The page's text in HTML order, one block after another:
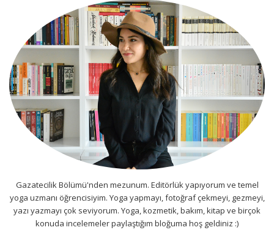
Gazatecilik Bölümü'nden mezunum. Editörlük yapıyorum ve temel
yoga uzmanı öğrencisiyim. Yoga yapmayı, fotoğraf çekmeyi, gezmeyi,
yazı yazmayı çok seviyorum. Yoga, kozmetik, bakım, kitap ve birçok
konuda incelemeler paylaştığım bloğuma hoş geldiniz :)